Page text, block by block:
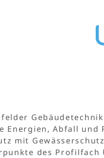
Energien, Abfall und
mit
des Profilfach